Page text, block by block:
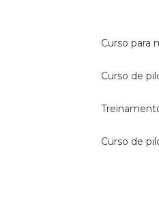
curso
curso de
curso de